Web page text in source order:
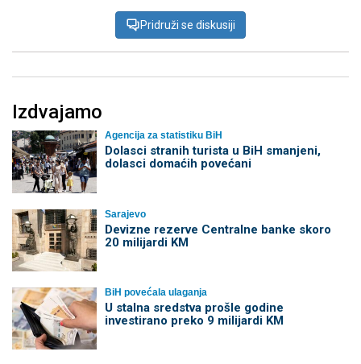
Pridruži se diskusiji
Izdvajamo
Agencija za statistiku BiH
Dolasci stranih turista u BiH smanjeni,
dolasci domaćih povećani
Sarajevo
Devizne rezerve Centralne banke skoro
20 milijardi KM
BiH povećala ulaganja
U stalna sredstva prošle godine
investirano preko 9 milijardi KM